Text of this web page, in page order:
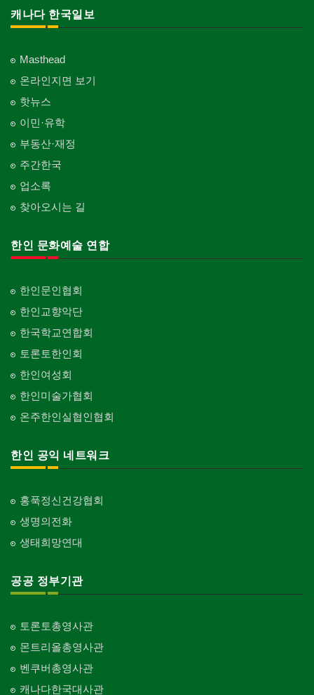
캐나다 한국일보
Masthead
온라인지면 보기
핫뉴스
이민·유학
부동산·재정
주간한국
업소록
찾아오시는 길
한인 문화예술 연합
한인문인협회
한인교향악단
한국학교연합회
토론토한인회
한인여성회
한인미술가협회
온주한인실협인협회
한인 공익 네트워크
홍푹정신건강협회
생명의전화
생태희망연대
공공 정부기관
토론토총영사관
몬트리올총영사관
벤쿠버총영사관
캐나다한국대사관